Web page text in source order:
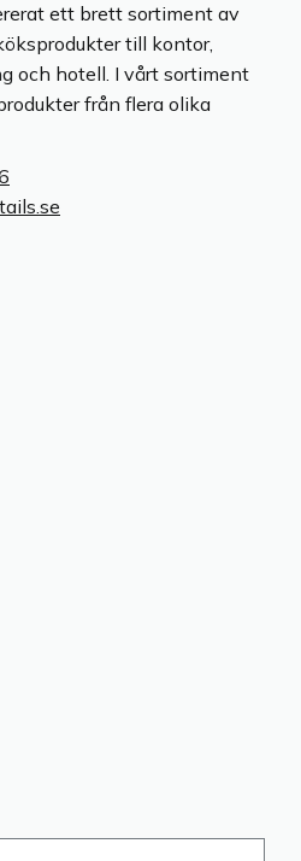
ett brett sortiment av
till kontor,
och hotell. I vårt sortiment
från flera olika